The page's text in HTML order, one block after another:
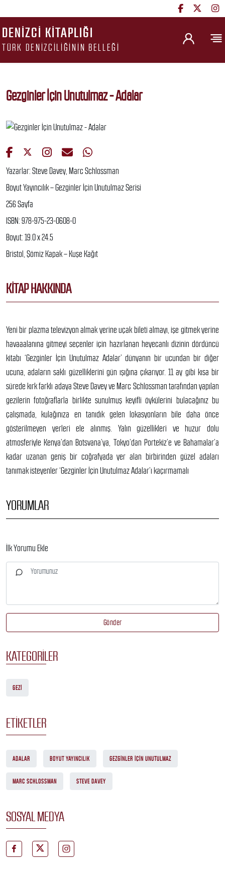
DENIZCI KITAPLIĞI
TÜRK DENIZCILIĞININ BELLEĞI
Gezginler İçin Unutulmaz - Adalar
Yazarlar: Steve Davey, Marc Schlossman
Boyut Yayıncılık – Gezginler İçin Unutulmaz Serisi
256 Sayfa
ISBN: 978-975-23-0608-0
Boyut: 19.0 x 24.5
Bristol, Şömiz Kapak – Kuşe Kağıt
KITAP HAKKINDA
Yeni bir plazma televizyon almak yerine uçak bileti almayı, işe gitmek yerine
havaaalanına gitmeyi seçenler için hazırlanan heyecanlı dizinin dördüncü
kitabı ‘Gezginler İçin Unutulmaz Adalar’ dünyanın bir ucundan bir diğer
ucuna, adaların saklı güzelliklerini gün ışığına çıkarıyor. 11 ay gibi kısa bir
sürede kırk farklı adaya Steve Davey ve Marc Schlossman tarafından yapılan
gezilerin fotoğraflarla birlikte sunulmuş keyifli öykülerini bulacağınız bu
çalışmada, kulağınıza en tanıdık gelen lokasyonların bile daha önce
gösterilmeyen yerleri ele alınmış. Yalın güzellikleri ve huzur dolu
atmosferiyle Kenya’dan Botsvana’ya, Tokyo’dan Portekiz’e ve Bahamalar’a
kadar uzanan geniş bir coğrafyada yer alan birbirinden güzel adaları
tanımak isteyenler ‘Gezginler İçin Unutulmaz Adalar’ı kaçırmamalı
YORUMLAR
İlk Yorumu Ekle
Gönder
KATEGORILER
GEZI
ETIKETLER
ADALAR BOYUT YAYINCILIK GEZGINLER İÇIN UNUTULMAZ
MARC SCHLOSSMAN STEVE DAVEY
SOSYAL MEDYA